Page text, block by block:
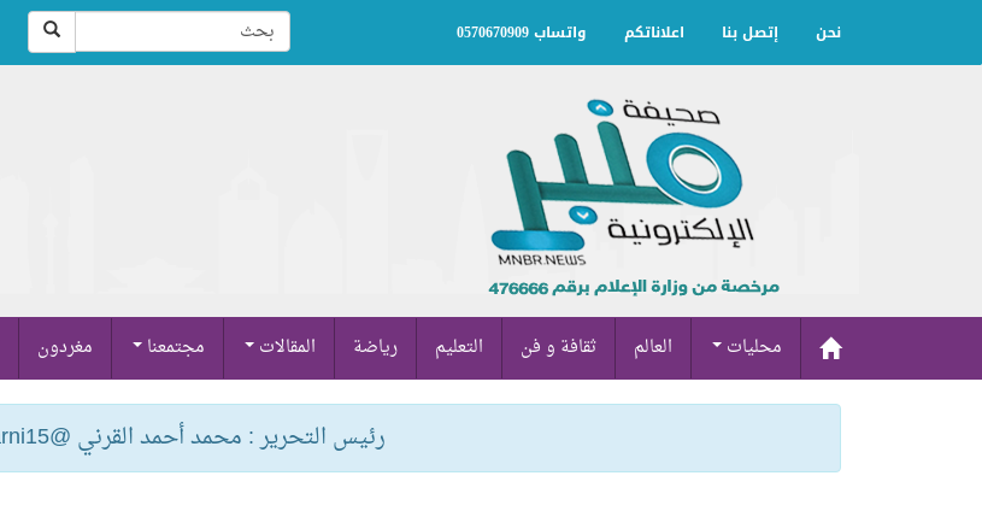
نحن إتصل بنا اعلاناتكم واتساب 0570670909
محليات العالم ثقافة و فن التعليم رياضة المقالات مجتمعنا مغردون
رئيس التحرير : محمد أحمد القرني @mgarni15